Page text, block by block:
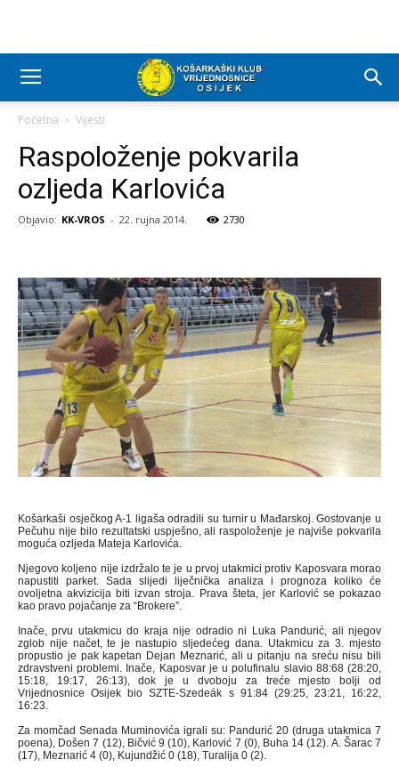
Početna Vijesti
Raspoloženje pokvarila
ozljeda Karlovića
Objavio: KK-VROS - 22. rujna 2014. 2730
Košarkaši osječkog A-1 ligaša odradili su turnir u Mađarskoj. Gostovanje u
Pečuhu nije bilo rezultatski uspješno, ali raspoloženje je najviše pokvarila
moguća ozljeda Mateja Karlovića.
Njegovo koljeno nije izdržalo te je u prvoj utakmici protiv Kaposvara morao
napustiti parket. Sada slijedi liječnička analiza i prognoza koliko će
ovoljetna akvizicija biti izvan stroja. Prava šteta, jer Karlović se pokazao
kao pravo pojačanje za “Brokere”.
Inače, prvu utakmicu do kraja nije odradio ni Luka Pandurić, ali njegov
zglob nije načet, te je nastupio sljedećeg dana. Utakmicu za 3. mjesto
propustio je pak kapetan Dejan Meznarić, ali u pitanju na sreću nisu bili
zdravstveni problemi. Inače, Kaposvar je u polufinalu slavio 88:68 (28:20,
15:18, 19:17, 26:13), dok je u dvoboju za treće mjesto bolji od
Vrijednosnice Osijek bio SZTE-Szedeák s 91:84 (29:25, 23:21, 16:22,
16:23.
Za momčad Senada Muminovića igrali su: Pandurić 20 (druga utakmica 7
poena), Došen 7 (12), Bičvić 9 (10), Karlović 7 (0), Buha 14 (12). A. Šarac 7
(17), Meznarić 4 (0), Kujundžić 0 (18), Turalija 0 (2).